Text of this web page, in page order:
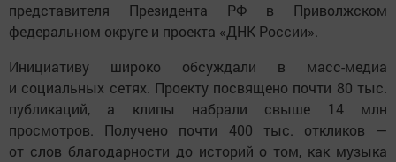
представителя Президента РФ в Приволжском
федеральном округе и проекта «ДНК России».
Инициативу широко обсуждали в масс-медиа
и социальных сетях. Проекту посвящено почти 80 тыс.
публикаций, а клипы набрали свыше 14 млн
просмотров. Получено почти 400 тыс. откликов —
от слов благодарности до историй о том, как музыка